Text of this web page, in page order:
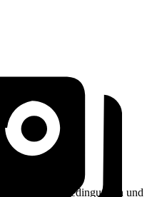
B. Rückgabebedingungen und